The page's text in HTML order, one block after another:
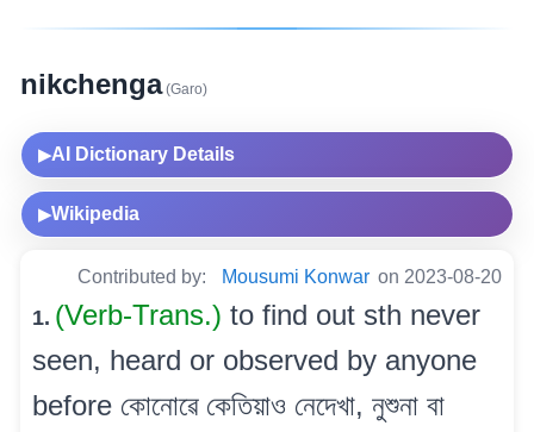
nikchenga(Garo)
▶AI Dictionary Details
▶Wikipedia
Contributed by: Mousumi Konwar on 2023-08-20
1. (Verb-Trans.) to find out sth never
seen, heard or observed by anyone
before কোনোৱে কেতিয়াও নেদেখা, নুশুনা বা